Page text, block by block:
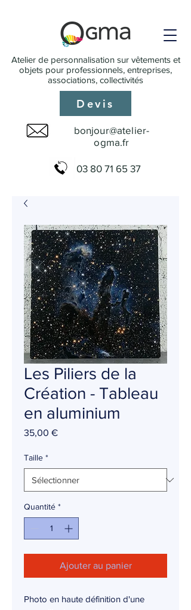
Atelier de personnalisation sur vêtements et
objets pour professionnels, entreprises,
associations, collectivités
bonjour@atelier-
ogma.fr
03 80 71 65 37
Devis
Les Piliers de la
Création - Tableau
en aluminium
35,00 €Prix
Taille *
Quantité *
Ajouter au panier
Photo en haute définition d'une